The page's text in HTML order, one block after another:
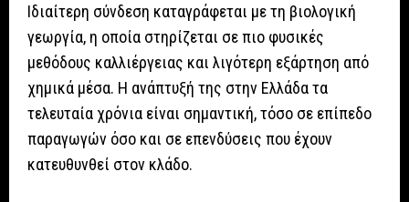
Ιδιαίτερη σύνδεση καταγράφεται με τη βιολογική
γεωργία, η οποία στηρίζεται σε πιο φυσικές
μεθόδους καλλιέργειας και λιγότερη εξάρτηση από
χημικά μέσα. Η ανάπτυξή της στην Ελλάδα τα
τελευταία χρόνια είναι σημαντική, τόσο σε επίπεδο
παραγωγών όσο και σε επενδύσεις που έχουν
κατευθυνθεί στον κλάδο.